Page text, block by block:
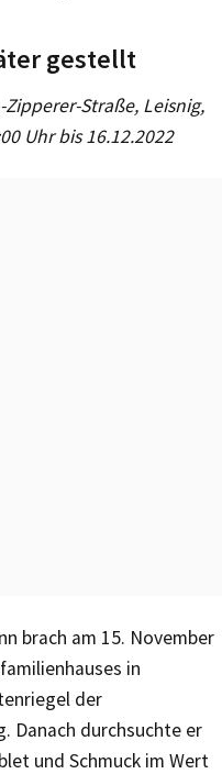
gestellt
Straße, Leisnig,
Uhr bis 16.12.2022
brach am 15. November
in
der
Danach durchsuchte er
und Schmuck im Wert